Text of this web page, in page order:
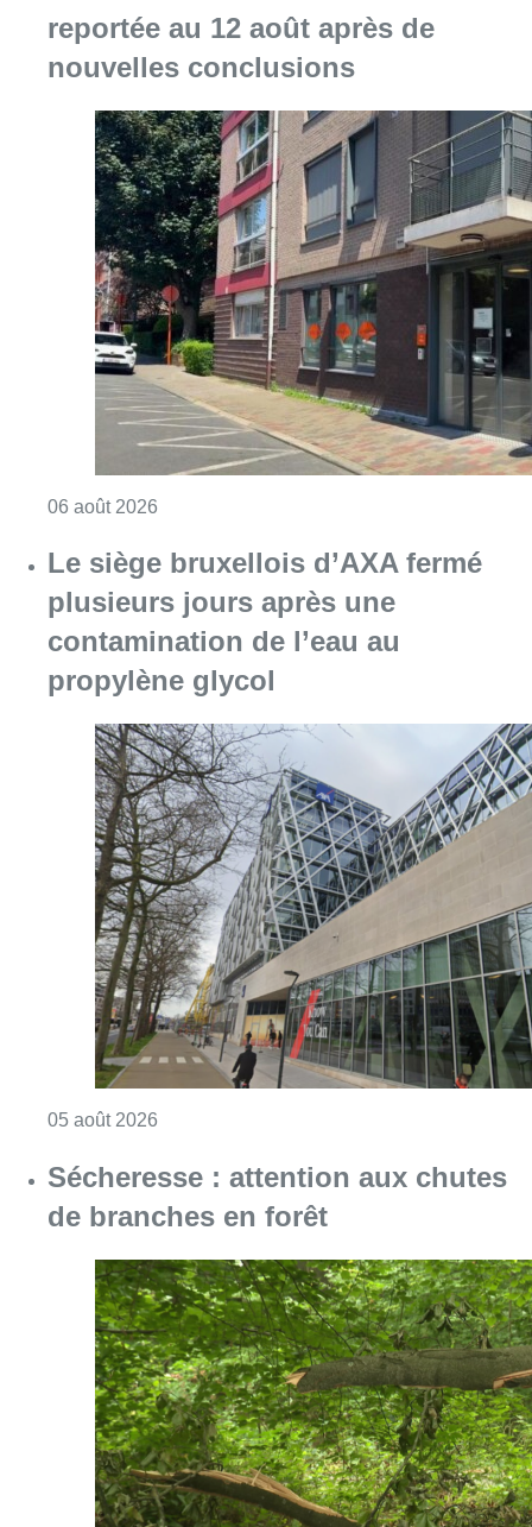
06 août 2026Consulter l'article "Centre Fedasil à Uccle :
Le siège bruxellois d’AXA fermé
plusieurs jours après une
contamination de l’eau au
propylène glycol
05 août 2026Consulter l'article "Le siège bruxellois
Sécheresse : attention aux chutes
de branches en forêt
05 août 2026Consulter l'article "Sécheresse : attention
Violente altercation à la station
Bourse: les deux suspects
impliqués restent en détention